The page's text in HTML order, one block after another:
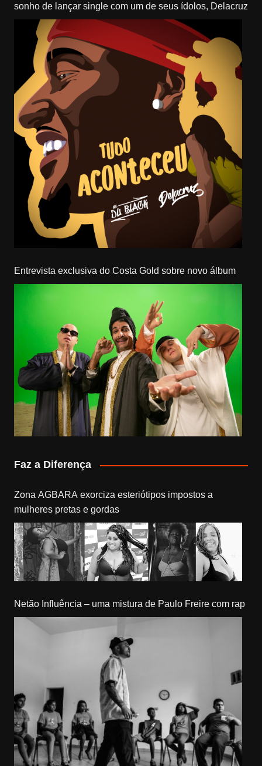
sonho de lançar single com um de seus ídolos, Delacruz
Entrevista exclusiva do Costa Gold sobre novo álbum
Faz a Diferença
Zona AGBARA exorciza esteriótipos impostos a
mulheres pretas e gordas
Netão Influência – uma mistura de Paulo Freire com rap